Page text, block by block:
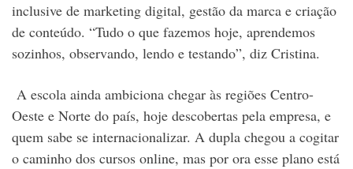
inclusive de marketing digital, gestão da marca e criação
de conteúdo. “Tudo o que fazemos hoje, aprendemos
sozinhos, observando, lendo e testando”, diz Cristina.
A escola ainda ambiciona chegar às regiões Centro-
Oeste e Norte do país, hoje descobertas pela empresa, e
quem sabe se internacionalizar. A dupla chegou a cogitar
o caminho dos cursos online, mas por ora esse plano está